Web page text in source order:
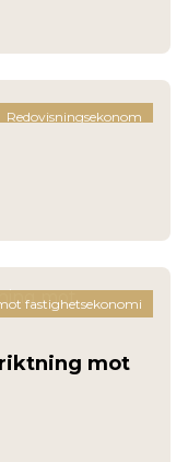
Redovisningsekonom
fastighetsekonomi
mot